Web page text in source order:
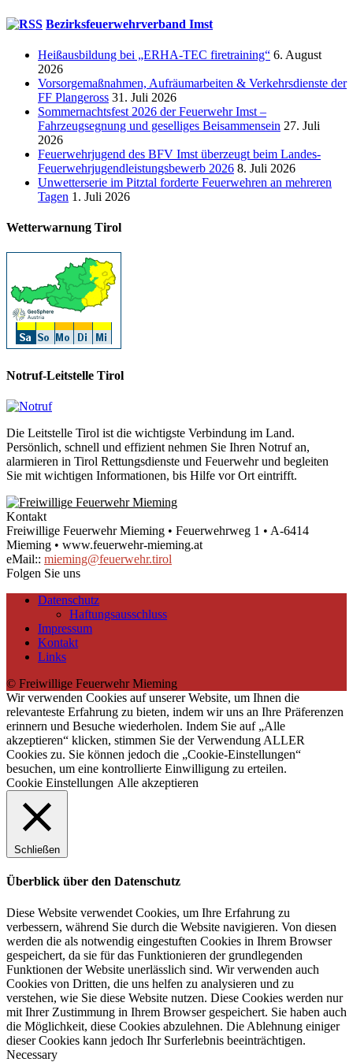
Bezirksfeuerwehrverband Imst
Heißausbildung bei „ERHA-TEC firetraining“ 6. August
2026
Vorsorgemaßnahmen, Aufräumarbeiten & Verkehrsdienste der
FF Plangeross 31. Juli 2026
Sommernachtsfest 2026 der Feuerwehr Imst –
Fahrzeugsegnung und geselliges Beisammensein 27. Juli
2026
Feuerwehrjugend des BFV Imst überzeugt beim Landes-
Feuerwehrjugendleistungsbewerb 2026 8. Juli 2026
Unwetterserie im Pitztal forderte Feuerwehren an mehreren
Tagen 1. Juli 2026
Wetterwarnung Tirol
Notruf-Leitstelle Tirol
Die Leitstelle Tirol ist die wichtigste Verbindung im Land.
Persönlich, schnell und effizient nehmen Sie Ihren Notruf an,
alarmieren in Tirol Rettungsdienste und Feuerwehr und begleiten
Sie mit wichtigen Informationen, bis Hilfe vor Ort eintrifft.
Kontakt
Freiwillige Feuerwehr Mieming • Feuerwehrweg 1 • A-6414
Mieming • www.feuerwehr-mieming.at
eMail:: mieming@feuerwehr.tirol
Folgen Sie uns
Datenschutz
Haftungsausschluss
Impressum
Kontakt
Links
© Freiwillige Feuerwehr Mieming
Wir verwenden Cookies auf unserer Website, um Ihnen die
relevanteste Erfahrung zu bieten, indem wir uns an Ihre Präferenzen
erinnern und Besuche wiederholen. Indem Sie auf „Alle
akzeptieren“ klicken, stimmen Sie der Verwendung ALLER
Cookies zu. Sie können jedoch die „Cookie-Einstellungen“
besuchen, um eine kontrollierte Einwilligung zu erteilen.
Cookie Einstellungen Alle akzeptieren
Schließen
Überblick über den Datenschutz
Diese Website verwendet Cookies, um Ihre Erfahrung zu
verbessern, während Sie durch die Website navigieren. Von diesen
werden die als notwendig eingestuften Cookies in Ihrem Browser
gespeichert, da sie für das Funktionieren der grundlegenden
Funktionen der Website unerlässlich sind. Wir verwenden auch
Cookies von Dritten, die uns helfen zu analysieren und zu
verstehen, wie Sie diese Website nutzen. Diese Cookies werden nur
mit Ihrer Zustimmung in Ihrem Browser gespeichert. Sie haben auch
die Möglichkeit, diese Cookies abzulehnen. Die Ablehnung einiger
dieser Cookies kann jedoch Ihr Surferlebnis beeinträchtigen.
Necessary